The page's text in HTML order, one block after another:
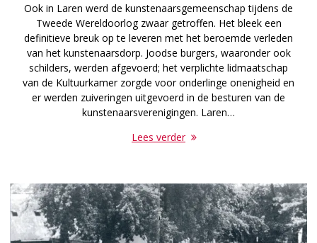
Ook in Laren werd de kunstenaarsgemeenschap tijdens de
Tweede Wereldoorlog zwaar getroffen. Het bleek een
definitieve breuk op te leveren met het beroemde verleden
van het kunstenaarsdorp. Joodse burgers, waaronder ook
schilders, werden afgevoerd; het verplichte lidmaatschap
van de Kultuurkamer zorgde voor onderlinge onenigheid en
er werden zuiveringen uitgevoerd in de besturen van de
kunstenaarsverenigingen. Laren…
Lees verder